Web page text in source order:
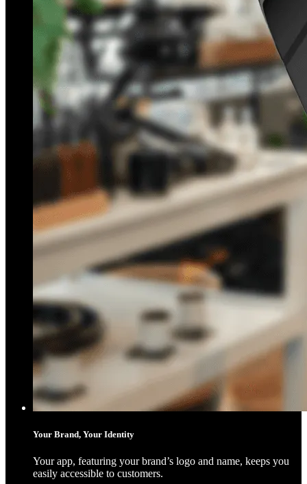
Your Brand, Your Identity
Your app, featuring your brand’s logo and name, keeps you
easily accessible to customers.